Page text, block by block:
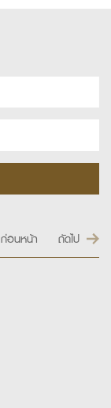
ก่อนหน้า ถัดไป